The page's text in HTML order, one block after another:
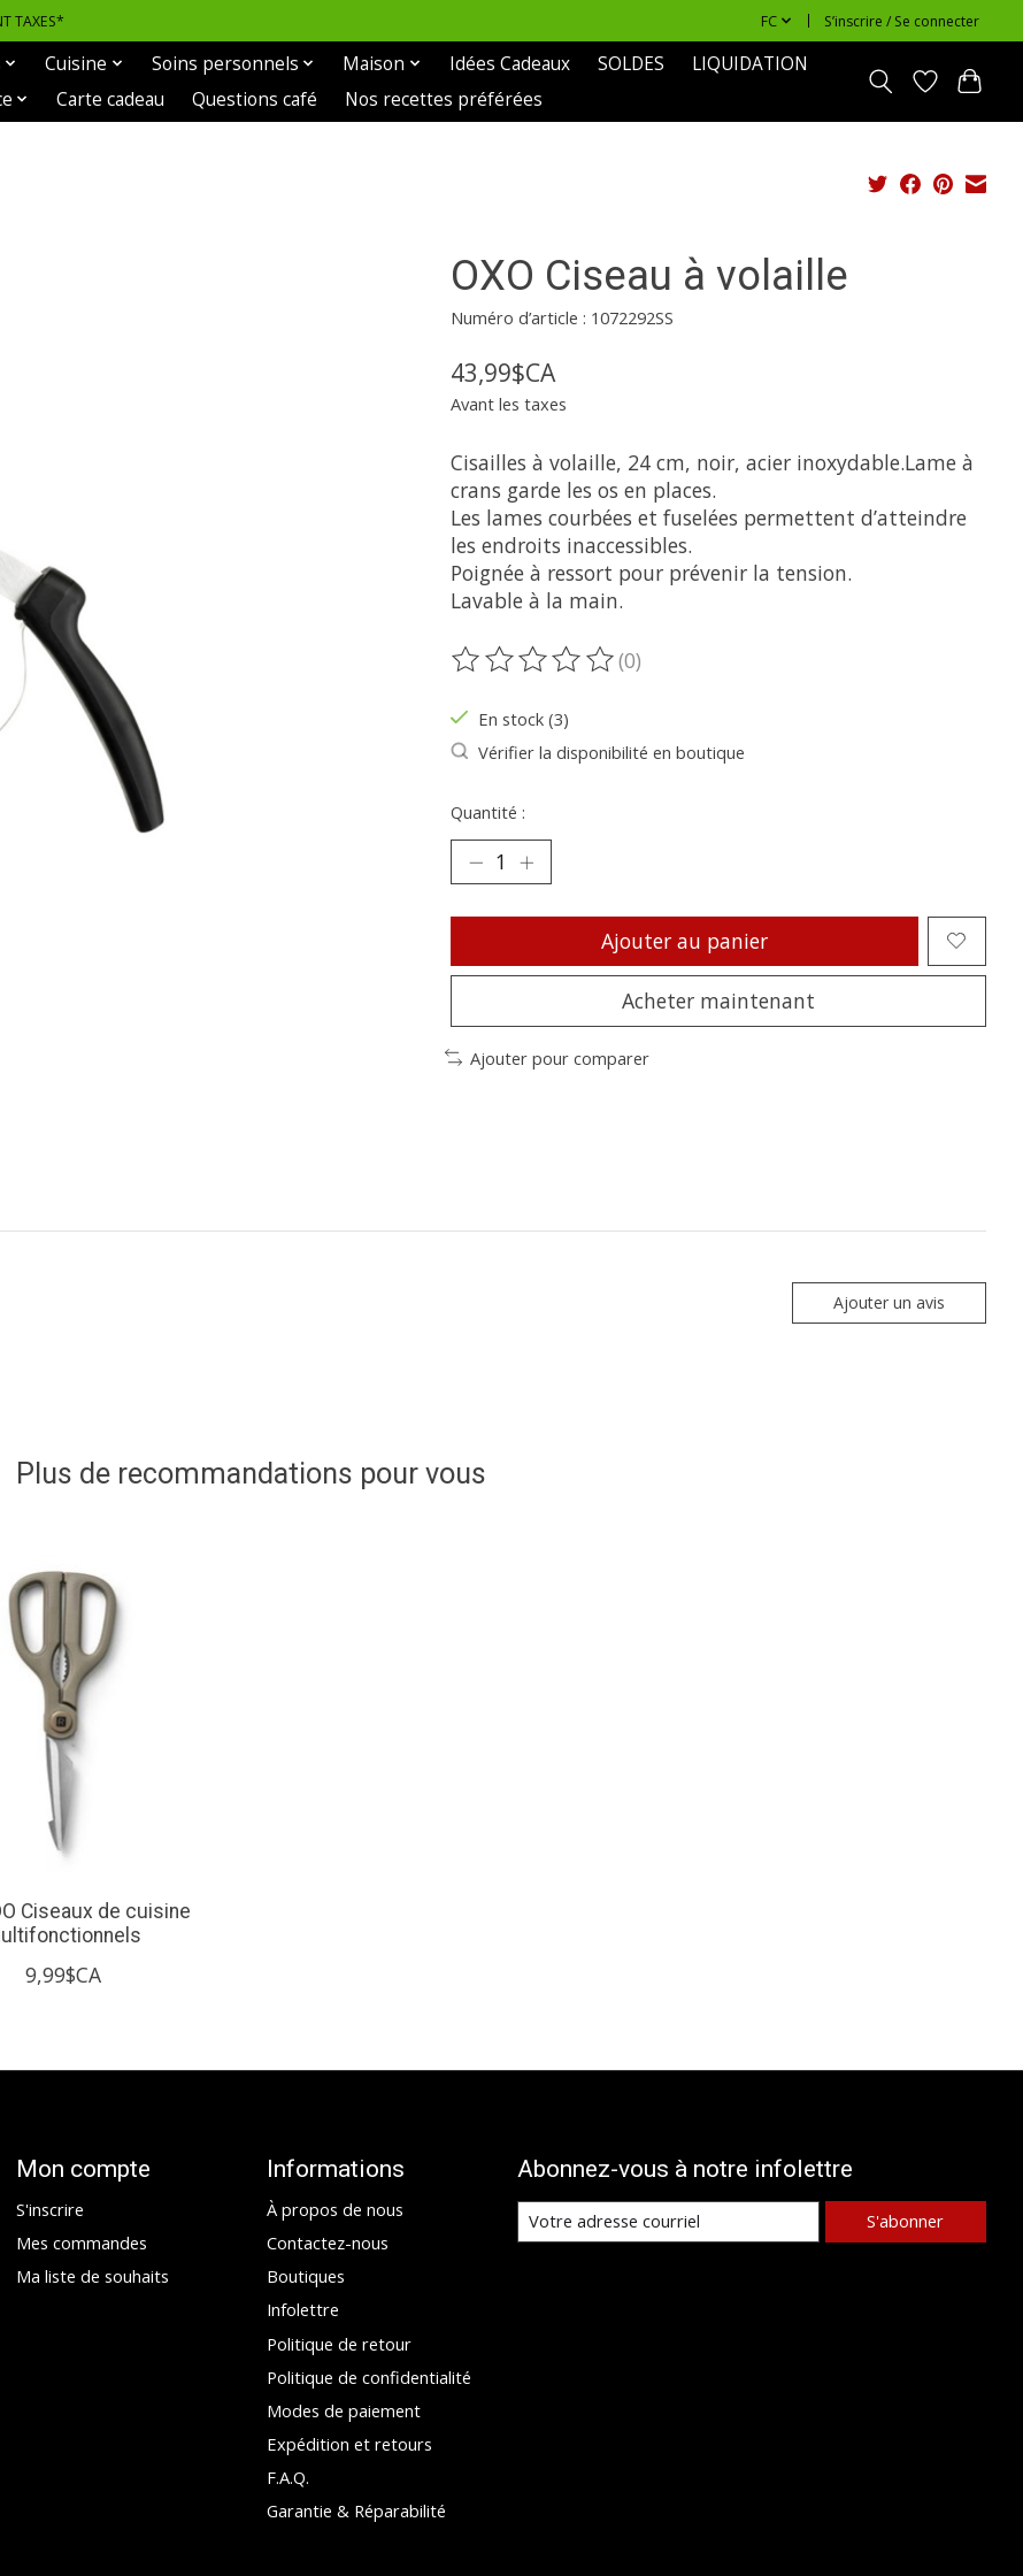
TAXES* FC S’inscrire / Se connecter
Cuisine Soins personnels Maison Idées Cadeaux SOLDES
LIQUIDATION
Carte cadeau Questions café Nos recettes préférées
OXO Ciseau à volaille
Numéro d’article : 1072292SS
43,99$CA
Avant les taxes
Cisailles à volaille, 24 cm, noir, acier inoxydable.Lame à
crans garde les os en places.
Les lames courbées et fuselées permettent d’atteindre
les endroits inaccessibles.
Poignée à ressort pour prévenir la tension.
Lavable à la main.
Ce produit est évalué à
(0)
En stock (3)
Vérifier la disponibilité en boutique
Quantité :
Ajouter au panier
Acheter maintenant
Ajouter pour comparer
Ajouter un avis
Plus de recommandations pour vous
Ciseaux de cuisine
9,99$CA
Mon compte
S'inscrire
Mes commandes
Ma liste de souhaits
Informations
À propos de nous
Contactez-nous
Boutiques
Infolettre
Politique de retour
Politique de confidentialité
Modes de paiement
Expédition et retours
F.A.Q.
Garantie & Réparabilité
Abonnez-vous à notre infolettre
S'abonner